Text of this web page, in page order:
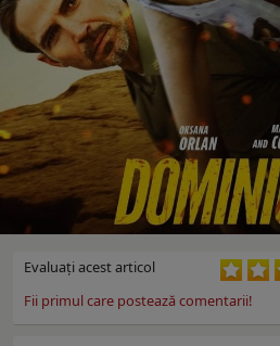
Evaluaţi acest articol
Fii primul care postează comentarii!